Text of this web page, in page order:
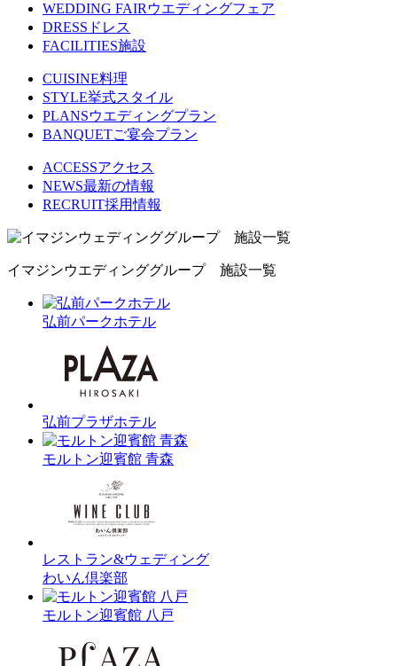
WEDDING FAIR ウエディングフェア
DRESS ドレス
FACILITIES施設
CUISINE料理
STYLE挙式スタイル
PLANSウエディングプラン
BANQUETご宴会プラン
ACCESSアクセス
NEWS最新の情報
RECRUIT採用情報
イマジンウエディンググループ 施設一覧
弘前パークホテル
弘前プラザホテル
モルトン迎賓館 青森
レストラン&ウェディング
わいん倶楽部
モルトン迎賓館 八戸